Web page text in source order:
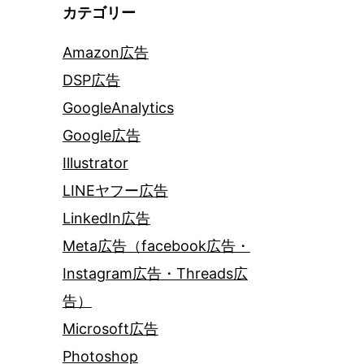
カテゴリー
Amazon広告
DSP広告
GoogleAnalytics
Google広告
Illustrator
LINEヤフー広告
LinkedIn広告
Meta広告（facebook広告・
Instagram広告・Threads広
告）
Microsoft広告
Photoshop